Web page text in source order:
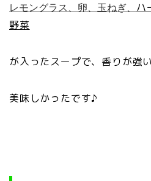
レモングラス、卵、玉ねぎ、 ハ
野菜
が入ったスープで、香りが強
美味しかったです♪